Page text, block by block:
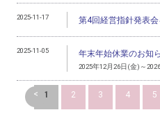
2025-11-17 第4回経営指針発表
2025-11-05 年末年始休業のお知
2025年12月26日(金)～
< 1 2 3 4 5